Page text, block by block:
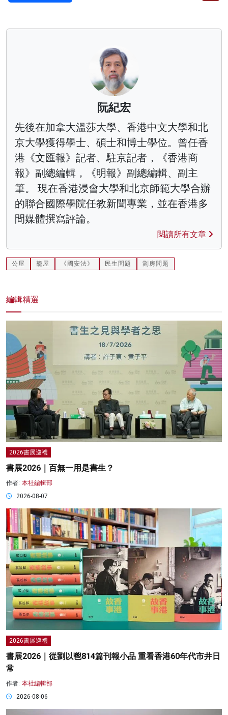
阮紀宏
先後在加拿大溫莎大學、香港中文大學和北
京大學獲得學士、碩士和博士學位。曾任香
港《文匯報》記者、駐京記者，《香港商
報》副總編輯，《明報》副總編輯、副主
筆。 現在香港浸會大學和北京師範大學合辦
的聯合國際學院任教新聞專業，並在香港多
間媒體撰寫評論。
閱讀所有文章
公屋 籠屋 《國安法》 民生問題 劏房問題
編輯精選
2026書展巡禮
書展2026｜百無一用是書生？
作者: 本社編輯部
2026-08-07
2026書展巡禮
書展2026｜從劉以鬯814篇刊報小品 重看香港60年代市井日
常
作者: 本社編輯部
2026-08-06